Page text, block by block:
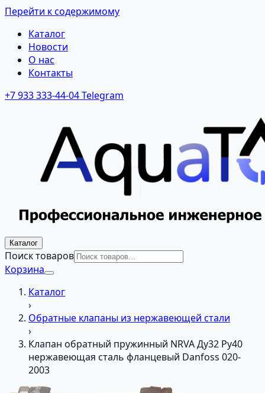
Перейти к содержимому
Каталог
Новости
О нас
Контакты
+7 933 333-44-04Telegram
Каталог
Поиск товаров
Корзина
Каталог
›
Обратные клапаны из нержавеющей стали
›
Клапан обратный пружинный NRVA Ду32 Ру40
нержавеющая сталь фланцевый Danfoss 020-
2003